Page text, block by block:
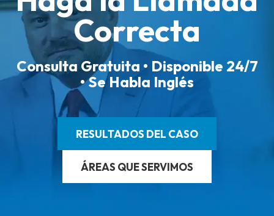
Correcta
Consulta Gratuita • Disponible 24/7
• Se Habla Inglés
RESULTADOS DEL CASO
ÁREAS QUE SERVIMOS